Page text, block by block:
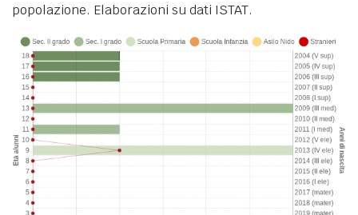
popolazione. Elaborazioni su dati ISTAT.